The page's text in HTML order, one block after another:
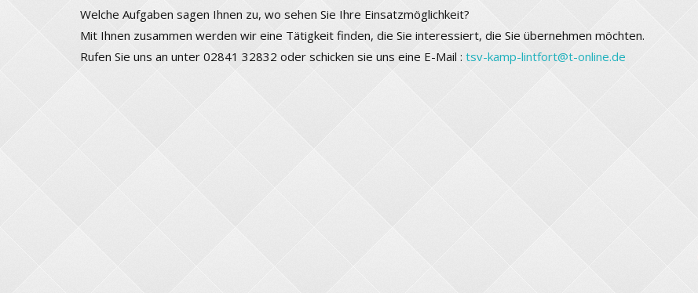
Welche Aufgaben sagen Ihnen zu, wo sehen Sie Ihre Einsatzmöglichkeit?
Mit Ihnen zusammen werden wir eine Tätigkeit finden, die Sie interessiert, die Sie übernehmen möchten.
Rufen Sie uns an unter 02841 32832 oder schicken sie uns eine E-Mail : tsv-kamp-lintfort@t-online.de